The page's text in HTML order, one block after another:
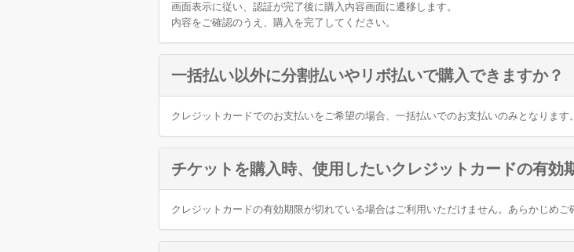
画面表示に従い、認証が完了後に購入内容画面に遷移します。
内容をご確認のうえ、購入を完了してください。
一括払い以外に分割払いやリボ払いで購入できますか？
クレジットカードでのお支払いをご希望の場合、一括払いでのお支払いのみとなります
チケットを購入時、使用したいクレジットカードの有効
クレジットカードの有効期限が切れている場合はご利用いただけません。あらかじめご